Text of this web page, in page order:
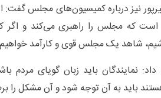
نیز درباره کمیسیون‌‌های مجلس
که مجلس را راهبری می‌کند و
شاهد یک مجلس قوی و کارآمد
نمایندگان باید زبان گویای مردم
باید به آن توجه شود و آن مشکل را